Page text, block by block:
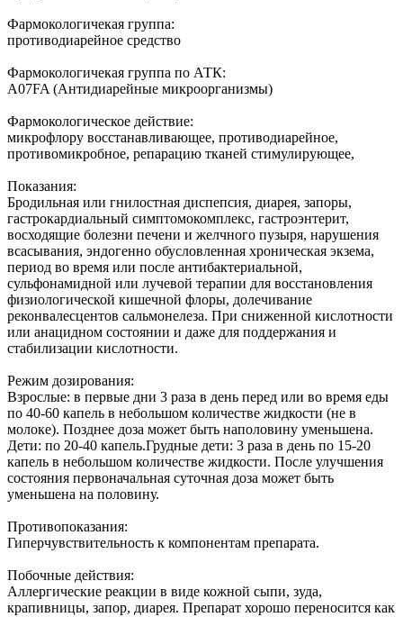
Фармокологичекая группа:
противодиарейное средство
Фармокологичекая группа по АТК:
A07FA (Антидиарейные микроорганизмы)
Фармокологическое действие:
микрофлору восстанавливающее, противодиарейное,
противомикробное, репарацию тканей стимулирующее,
Показания:
Бродильная или гнилостная диспепсия, диарея, запоры,
гастрокардиальный симптомокомплекс, гастроэнтерит,
восходящие болезни печени и желчного пузыря, нарушения
всасывания, эндогенно обусловленная хроническая экзема,
период во время или после антибактериальной,
сульфонамидной или лучевой терапии для восстановления
физиологической кишечной флоры, долечивание
реконвалесцентов сальмонелеза. При сниженной кислотности
или анацидном состоянии и даже для поддержания и
стабилизации кислотности.
Режим дозирования:
Взрослые: в первые дни 3 раза в день перед или во время еды
по 40-60 капель в небольшом количестве жидкости (не в
молоке). Позднее доза может быть наполовину уменьшена.
Дети: по 20-40 капель.Грудные дети: 3 раза в день по 15-20
капель в небольшом количестве жидкости. После улучшения
состояния первоначальная суточная доза может быть
уменьшена на половину.
Противопоказания:
Гиперчувствительность к компонентам препарата.
Побочные действия:
Аллергические реакции в виде кожной сыпи, зуда,
крапивницы, запор, диарея. Препарат хорошо переносится как